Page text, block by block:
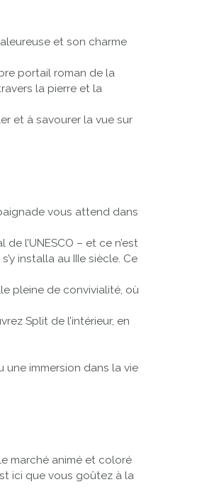
et son charme
portail roman de la
la pierre et la
et à savourer la vue sur
vous attend dans
l’UNESCO – et ce n’est
installa au IIIe siècle. Ce
pleine de convivialité, où
Split de l’intérieur, en
une immersion dans la vie
marché animé et coloré
ici que vous goûtez à la